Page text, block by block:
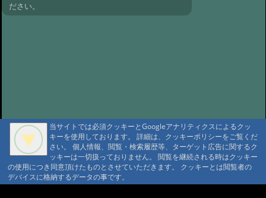
ださい。
@管理人 '10 8/26 22:24
#343:ラジウム温
泉
@管理人 '10 7/30 11:26
#343:お元気そうでなによりです
@たもちゃん '10 7/9 22:37
#344:飲泉
@管理人 '10 7/1 11:56
A A
A A A MountAin TRAD
セキュリティポリシー
当サイトでは必須クッキーとGoogleアナリティクスによるクッ
キーを使用しております。 詳細は、クッキーポリシーをご覧くだ
さい。 個人情報、閲覧・検索履歴等、ターゲット広告に関するク
ッキーは一切扱っておりません。 閲覧を継続される時はクッキー
の使用につき同意頂けたものとさせていただきます。 クッキーとは閲覧者の
デバイスに格納するデータの事です。